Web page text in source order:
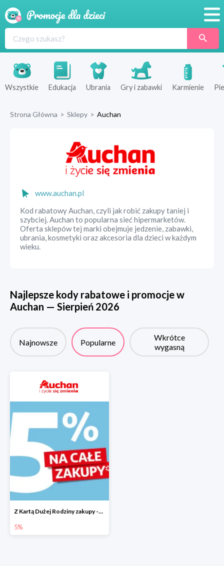
Produkty
Sklepy
Wszystkie Edukacja Ubrania Gry i zabawki Karmienie
Strona Główna > Sklepy > Auchan
www.auchan.pl
Kod rabatowy Auchan, czyli jak robić zakupy taniej i
szybciej. Auchan to popularna sieć hipermarketów.
Oferta sklepów tej marki obejmuje jedzenie, zabawki,
ubrania, kosmetyki oraz akcesoria dla dzieci w każdym
wieku.
Najlepsze kody rabatowe i promocje w
Auchan — Sierpień 2026
Najnowsze Popularne
Wkrótce
wygasną
Z Kartą Dużej Rodziny zakupy -5%
5%